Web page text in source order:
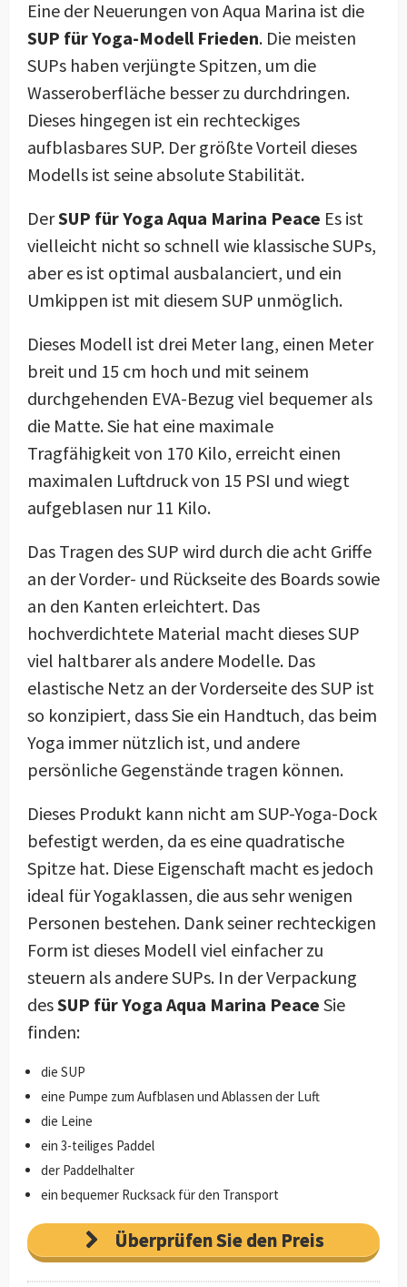
Eine der Neuerungen von Aqua Marina ist die
SUP für Yoga-Modell Frieden. Die meisten
SUPs haben verjüngte Spitzen, um die
Wasseroberfläche besser zu durchdringen.
Dieses hingegen ist ein rechteckiges
aufblasbares SUP. Der größte Vorteil dieses
Modells ist seine absolute Stabilität.
DerSUP für Yoga Aqua Marina Peace Es ist
vielleicht nicht so schnell wie klassische SUPs,
aber es ist optimal ausbalanciert, und ein
Umkippen ist mit diesem SUP unmöglich.
Dieses Modell ist drei Meter lang, einen Meter
breit und 15 cm hoch und mit seinem
durchgehenden EVA-Bezug viel bequemer als
die Matte. Sie hat eine maximale
Tragfähigkeit von 170 Kilo, erreicht einen
maximalen Luftdruck von 15 PSI und wiegt
aufgeblasen nur 11 Kilo.
Das Tragen des SUP wird durch die acht Griffe
an der Vorder- und Rückseite des Boards sowie
an den Kanten erleichtert. Das
hochverdichtete Material macht dieses SUP
viel haltbarer als andere Modelle. Das
elastische Netz an der Vorderseite des SUP ist
so konzipiert, dass Sie ein Handtuch, das beim
Yoga immer nützlich ist, und andere
persönliche Gegenstände tragen können.
Dieses Produkt kann nicht am SUP-Yoga-Dock
befestigt werden, da es eine quadratische
Spitze hat. Diese Eigenschaft macht es jedoch
ideal für Yogaklassen, die aus sehr wenigen
Personen bestehen. Dank seiner rechteckigen
Form ist dieses Modell viel einfacher zu
steuern als andere SUPs. In der Verpackung
desSUP für Yoga Aqua Marina Peace Sie
finden:
die SUP
eine Pumpe zum Aufblasen und Ablassen der Luft
die Leine
ein 3-teiliges Paddel
der Paddelhalter
ein bequemer Rucksack für den Transport
Überprüfen Sie den Preis